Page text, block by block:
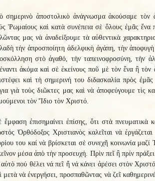
σημερινὸ ἀποστολικὸ ἀνάγνωσμα ἀκούσαμε τὸν
Ῥωμαίους καὶ κατὰ συνέπεια σὲ ὅλους ἐμᾶς ἕνα
μας νὰ ἀναδείξουμε τὰ αὐθεντικὰ
τὴν ἀπροσποίητη ἀδελφικὴ ἀγάπη, τὴν
στὸ ἀγαθό, τὴν ταπεινοφροσύνη, τὴν
ἀκόμα καὶ σὲ ἐκείνους ποῦ μὲ τὸν ἕνα ἢ
καὶ τὴ σημερινή του διδασκαλία πρὸς
γιὰ τοὺς διῶκτες μας καὶ νὰ ἀποφεύγουμε τὶς
τὸν Ἴδιο τὸν Χριστό.
ἔμφαση ἐπισημαίνει ἐπίσης, ὅτι στὰ πνευματικὰ
Ὀρθόδοξος Χριστιανὸς καλεῖται νὰ
του καί νὰ βρίσκεται σὲ συνεχῆ κοινωνία
μέσα ἀπὸ τὴν προσευχή. Πρὶν πεῖ ἢ πρίν
πού θέλει νά πεῖ ἤ νά κάνει ἀρέσει στὸν
μετὰ νὰ ἐνεργήσει, προσπαθῶντας νὰ ζεῖ